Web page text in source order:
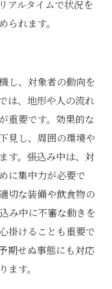
アルタイムで状況を
れます。
し、対象者の動向を
は、地形や人の流れ
重要です。効果的な
見し、周囲の環境や
す。張込み中は、対
に集中力が必要で
切な装備や飲食物の
み中に不審な動きを
掛けることも重要で
期せぬ事態にも対応
す。